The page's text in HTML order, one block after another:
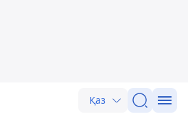
Қаз